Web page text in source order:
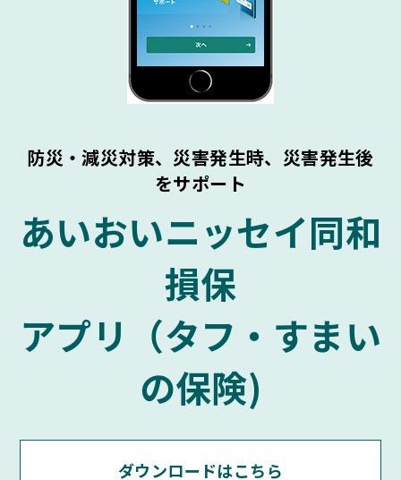
防災・減災対策、災害発生時、災害発生後
をサポート
あいおいニッセイ同和
損保
アプリ（タフ・すまい
の保険)
ダウンロードはこちら